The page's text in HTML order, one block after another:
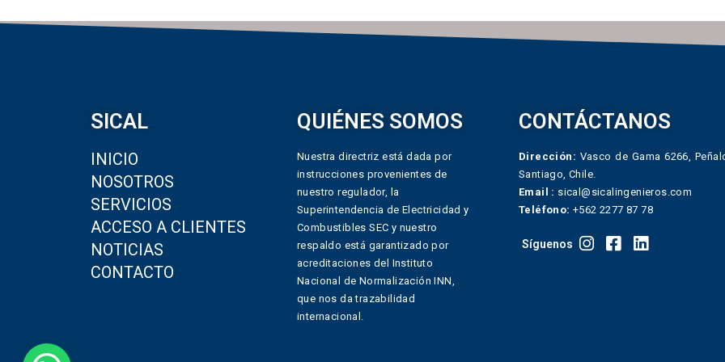
SICAL
INICIO
NOSOTROS
SERVICIOS
ACCESO A CLIENTES
NOTICIAS
CONTACTO
QUIÉNES SOMOS
Nuestra directriz está dada por
instrucciones provenientes de
nuestro regulador, la
Superintendencia de Electricidad y
Combustibles SEC y nuestro
respaldo está garantizado por
acreditaciones del Instituto
Nacional de Normalización INN,
que nos da trazabilidad
internacional.
CONTÁCTANOS
Dirección: Vasco de Gama 6266,
Santiago, Chile.
Email : sical@sicalingenieros.com
Teléfono: +562 2277 87 78
Síguenos